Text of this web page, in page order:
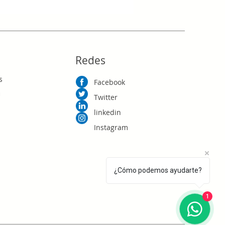
Redes
Facebook
Twitter
linkedin
Instagram
¿Cómo podemos ayudarte?
1